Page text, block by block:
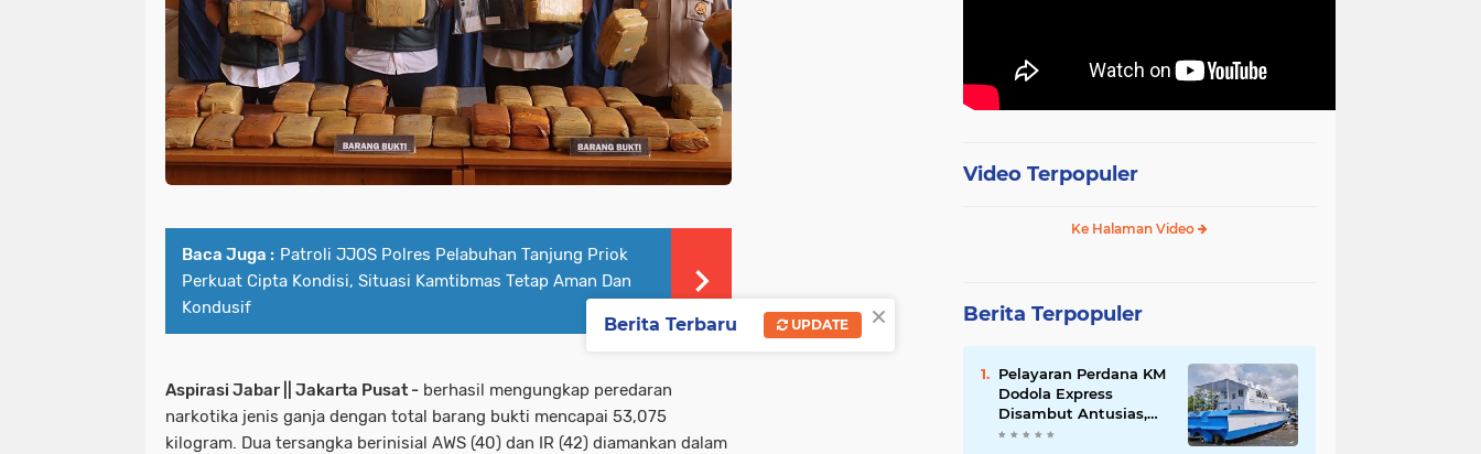
Baca Juga : Patroli JJOS Polres Pelabuhan Tanjung Priok
Perkuat Cipta Kondisi, Situasi Kamtibmas Tetap Aman Dan
Kondusif
Aspirasi Jabar || Jakarta Pusat - berhasil mengungkap peredaran
narkotika jenis ganja dengan total barang bukti mencapai 53,075
kilogram. Dua tersangka berinisial AWS (40) dan IR (42) diamankan dalam
Video Terpopuler
Ke Halaman Video
Berita Terpopuler
Pelayaran Perdana KM
Dodola Express
Disambut Antusias,
Baling-Baling Segera
×
Berita Terbaru UPDATE